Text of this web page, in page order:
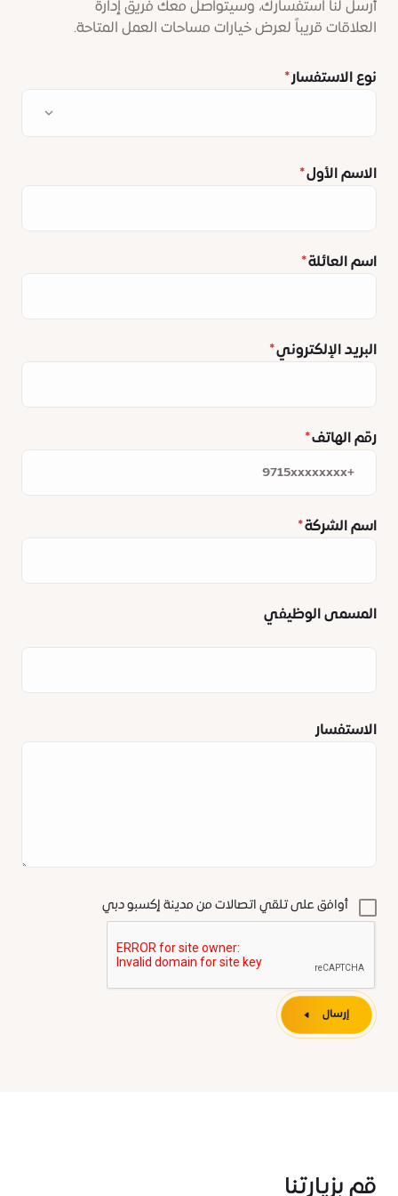
أرسل لنا استفسارك، وسيتواصل معك فريق إدارة
العلاقات قريباً لعرض خيارات مساحات العمل المتاحة.
نوع الاستفسار
الاسم الأول
اسم العائلة
البريد الإلكتروني
رقم الهاتف
اسم الشركة
المسمى الوظيفي
الاستفسار
أوافق على تلقي اتصالات من مدينة إكسبو دبي
إرسال
قم بزيارتنا